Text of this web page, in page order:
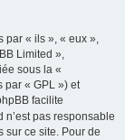
par « ils », « eux »,
Limited »,
sous la «
par « GPL ») et
facilite
pas responsable
sur ce site. Pour de